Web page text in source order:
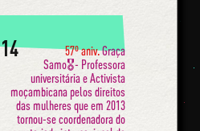
14 57º aniv.Graça
Samo🎖- Professora
universitária e Activista
moçambicana pelos direitos
das mulheres que em 2013
tornou-se coordenadora do